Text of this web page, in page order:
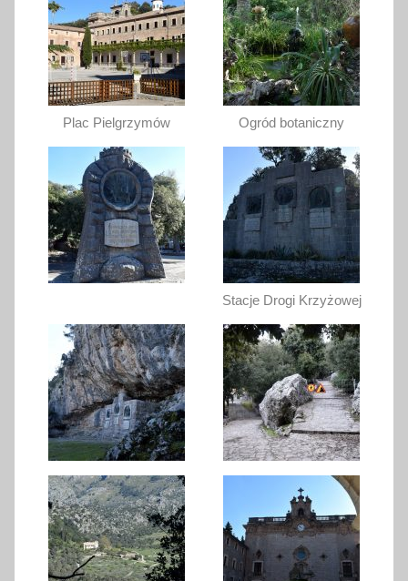
Plac Pielgrzymów Ogród botaniczny
Stacje Drogi Krzyżowej